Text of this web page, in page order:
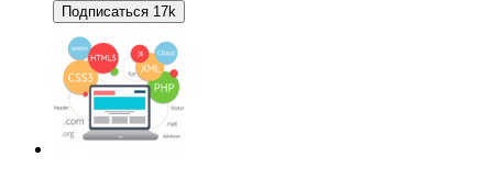
Подписаться 17k